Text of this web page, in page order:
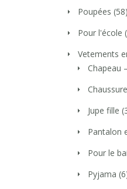
Poupées (58)
Pour l'école
Vetements
Chapeau
Jupe fille
Pantalon
Pour le
Pyjama